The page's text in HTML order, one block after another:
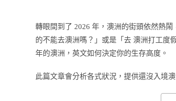
轉眼間到了 2026 年，澳洲的街頭依然熱
的不能去澳洲嗎？」或是「去 澳洲打工度
年的澳洲，英文如何決定你的生存高度。
此篇文章會分析各式狀況，提供還沒入境